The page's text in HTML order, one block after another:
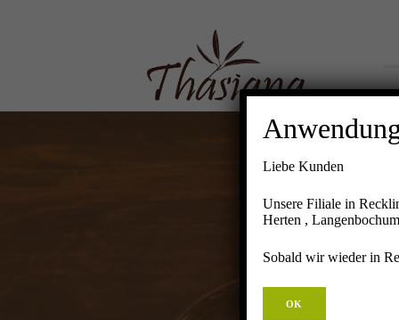
Liebe Kunden
Unsere Filiale in
Herten ,
Sobald wir wieder in
OK